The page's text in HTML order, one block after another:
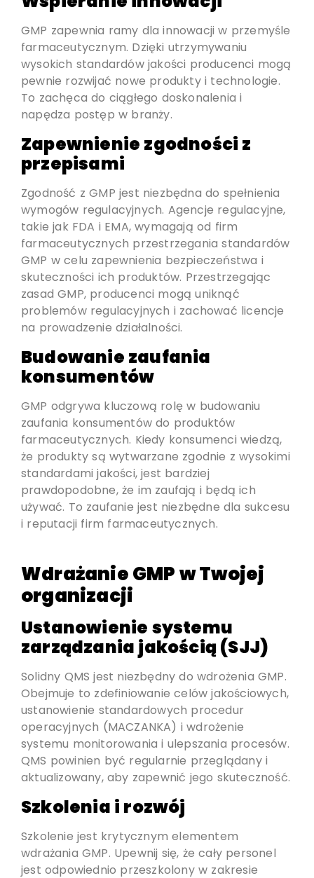
GMP zapewnia ramy dla innowacji w przemyśle
farmaceutycznym. Dzięki utrzymywaniu
wysokich standardów jakości producenci mogą
pewnie rozwijać nowe produkty i technologie.
To zachęca do ciągłego doskonalenia i
napędza postęp w branży.
Zapewnienie zgodności z
przepisami
Zgodność z GMP jest niezbędna do spełnienia
wymogów regulacyjnych. Agencje regulacyjne,
takie jak FDA i EMA, wymagają od firm
farmaceutycznych przestrzegania standardów
GMP w celu zapewnienia bezpieczeństwa i
skuteczności ich produktów. Przestrzegając
zasad GMP, producenci mogą uniknąć
problemów regulacyjnych i zachować licencje
na prowadzenie działalności.
Budowanie zaufania
konsumentów
GMP odgrywa kluczową rolę w budowaniu
zaufania konsumentów do produktów
farmaceutycznych. Kiedy konsumenci wiedzą,
że produkty są wytwarzane zgodnie z wysokimi
standardami jakości, jest bardziej
prawdopodobne, że im zaufają i będą ich
używać. To zaufanie jest niezbędne dla sukcesu
i reputacji firm farmaceutycznych.
Wdrażanie GMP w Twojej
organizacji
Ustanowienie systemu
zarządzania jakością (SJJ)
Solidny QMS jest niezbędny do wdrożenia GMP.
Obejmuje to zdefiniowanie celów jakościowych,
ustanowienie standardowych procedur
operacyjnych (MACZANKA) i wdrożenie
systemu monitorowania i ulepszania procesów.
QMS powinien być regularnie przeglądany i
aktualizowany, aby zapewnić jego skuteczność.
Szkolenia i rozwój
Szkolenie jest krytycznym elementem
wdrażania GMP. Upewnij się, że cały personel
jest odpowiednio przeszkolony w zakresie